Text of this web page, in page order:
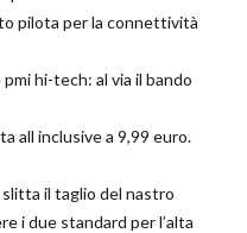
pilota per la connettività
hi-tech: al via il bando
all inclusive a 9,99 euro.
il taglio del nastro
i due standard per l’alta